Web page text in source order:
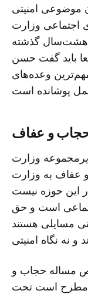
موضوعی امنیتی
اجتماعی وزارت
هشت‌سال گذشته
باید گفت حسن
وعده‌های
وزارت
عفاف به وزارت
این حوزه نیست
است و حق
مسایلی هستند
مساله حجاب و
مطرح است تحت